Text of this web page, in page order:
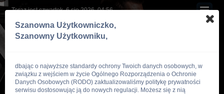
Teraz jest czwartek, 6 sie 2026, 04:56
Szanowna Użytkowniczko,
Szanowny Użytkowniku,
dbając o najwyższe standardy ochrony Twoich danych osobowych, w
związku z wejściem w życie Ogólnego Rozporządzenia o Ochronie
Danych Osobowych (RODO) zaktualizowaliśmy politykę prywatności
serwisu dostosowując ją do nowych regulacji. Możesz się z nią